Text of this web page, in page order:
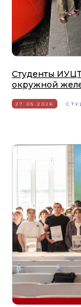
Студенты
окружной
27.05.2026